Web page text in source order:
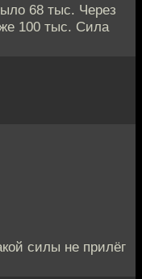
68 тыс. Через
100 тыс. Сила
силы не прилёг